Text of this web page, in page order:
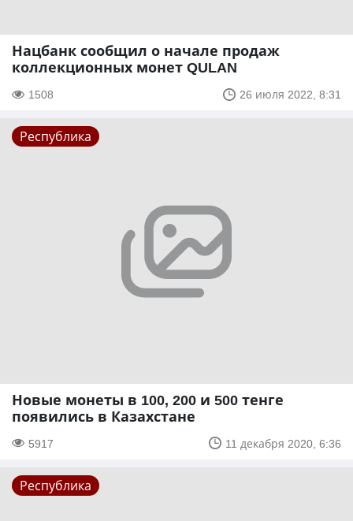
Нацбанк сообщил о начале продаж
коллекционных монет QULAN
1508 26 июля 2022, 8:31
Республика
Новые монеты в 100, 200 и 500 тенге
появились в Казахстане
5917 11 декабря 2020, 6:36
Республика